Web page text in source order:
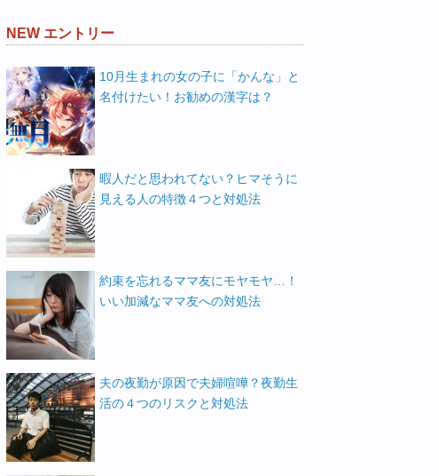
NEW エントリー
10月生まれの女の子に「かんな」と
名付けたい！お勧めの漢字は？
暇人だと思われてない？ヒマそうに
見える人の特徴４つと対処法
約束を忘れるママ友にモヤモヤ…！
いい加減なママ友への対処法
夫の夜勤が原因で夫婦喧嘩？夜勤生
活の４つのリスクと対処法